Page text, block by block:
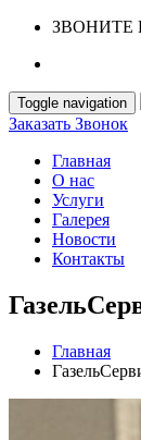
ЗВОНИТЕ
Toggle navigation
Заказать Звонок
Главная
О нас
Услуги
Галерея
Новости
Контакты
Главная